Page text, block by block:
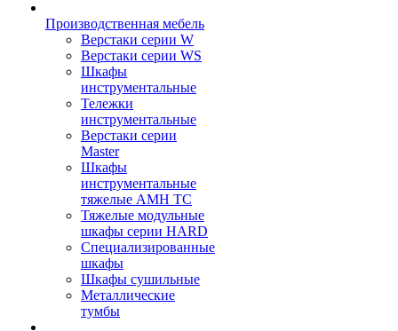
Производственная мебель
Верстаки серии W
Верстаки серии WS
Шкафы
инструментальные
Тележки
инструментальные
Верстаки серии
Master
Шкафы
инструментальные
тяжелые AMH TC
Тяжелые модульные
шкафы серии HARD
Cпециализированные
шкафы
Шкафы сушильные
Металлические
тумбы